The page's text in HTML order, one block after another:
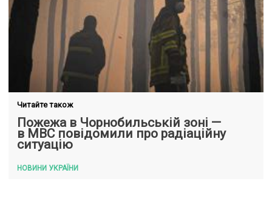
Читайте також
Пожежа в Чорнобильській зоні —
в МВС повідомили про радіаційну
ситуацію
НОВИНИ УКРАЇНИ